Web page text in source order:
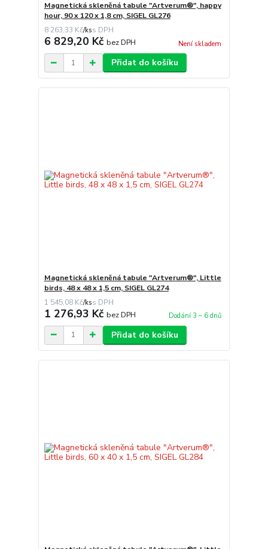
Magnetická skleněná tabule "Artverum®", happy
hour, 90 x 120 x 1,8 cm, SIGEL GL276
8 263,33 Kč/ks
6 829,20 Kč bez DPH Není skladem
Přidat do košíku
Magnetická skleněná tabule "Artverum®", Little
birds, 48 x 48 x 1,5 cm, SIGEL GL274
1 545,08 Kč/ks
1 276,93 Kč bez DPH Dodání 3 – 6 dnů
Přidat do košíku